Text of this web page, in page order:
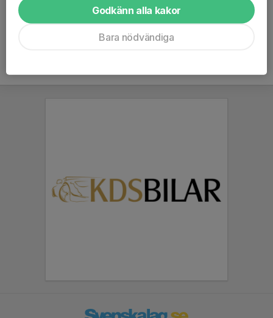
stefan.frimodig@gmail.com
Godkänn alla kakor
Bara nödvändiga